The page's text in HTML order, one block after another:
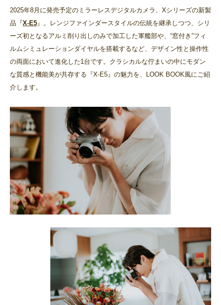
2025年8月に発売予定のミラーレスデジタルカメラ、Xシリーズの新製
品『X-E5』。レンジファインダースタイルの伝統を継承しつつ、シリ
ーズ初となるアルミ削り出しのみで加工した軍艦部や、“窓付き”フィ
ルムシミュレーションダイヤルを搭載するなど、デザイン性と操作性
の両面において進化した1台です。クラシカルな佇まいの中にモダン
な質感と機能美が共存する『X-E5』の魅力を、LOOK BOOK風にご紹
介します。